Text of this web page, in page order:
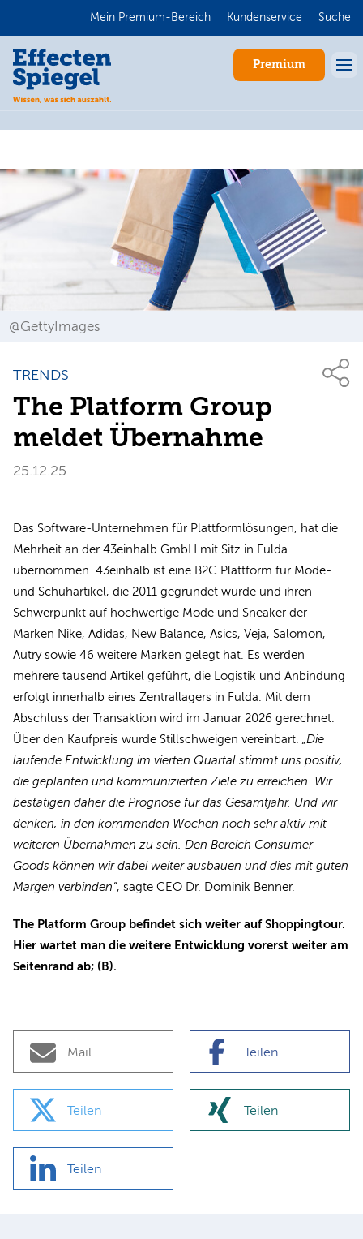
Mein Premium-Bereich Kundenservice Suche
Premium
@GettyImages
TRENDS
The Platform Group
meldet Übernahme
25.12.25
Das Software-Unternehmen für Plattformlösungen, hat die
Mehrheit an der 43einhalb GmbH mit Sitz in Fulda
übernommen. 43einhalb ist eine B2C Plattform für Mode-
und Schuhartikel, die 2011 gegründet wurde und ihren
Schwerpunkt auf hochwertige Mode und Sneaker der
Marken Nike, Adidas, New Balance, Asics, Veja, Salomon,
Autry sowie 46 weitere Marken gelegt hat. Es werden
mehrere tausend Artikel geführt, die Logistik und Anbindung
erfolgt innerhalb eines Zentrallagers in Fulda. Mit dem
Abschluss der Transaktion wird im Januar 2026 gerechnet.
Über den Kaufpreis wurde Stillschweigen vereinbart. „Die
laufende Entwicklung im vierten Quartal stimmt uns positiv,
die geplanten und kommunizierten Ziele zu erreichen. Wir
bestätigen daher die Prognose für das Gesamtjahr. Und wir
denken, in den kommenden Wochen noch sehr aktiv mit
weiteren Übernahmen zu sein. Den Bereich Consumer
Goods können wir dabei weiter ausbauen und dies mit guten
Margen verbinden“, sagte CEO Dr. Dominik Benner.
The Platform Group befindet sich weiter auf Shoppingtour.
Hier wartet man die weitere Entwicklung vorerst weiter am
Seitenrand ab; (B).
Mail Teilen
Teilen Teilen
Teilen